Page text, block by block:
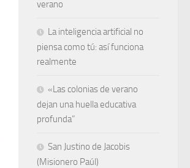
verano
La inteligencia artificial no
piensa como tú: así funciona
realmente
«Las colonias de verano
dejan una huella educativa
profunda”
San Justino de Jacobis
(Misionero Paúl)